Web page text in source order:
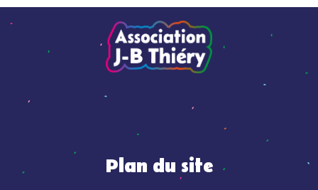
Plan du site